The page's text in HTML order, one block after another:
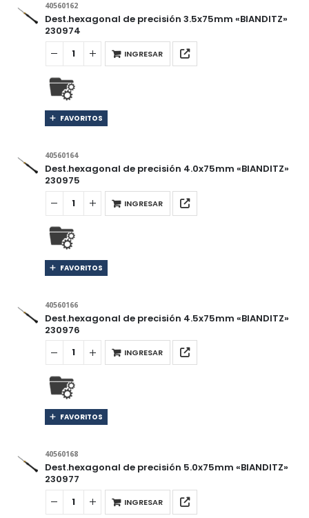
40560162
Dest.hexagonal de precisión 3.5x75mm «BIANDITZ»
230974
INGRESAR
FAVORITOS
40560164
Dest.hexagonal de precisión 4.0x75mm «BIANDITZ»
230975
INGRESAR
FAVORITOS
40560166
Dest.hexagonal de precisión 4.5x75mm «BIANDITZ»
230976
INGRESAR
FAVORITOS
40560168
Dest.hexagonal de precisión 5.0x75mm «BIANDITZ»
230977
INGRESAR